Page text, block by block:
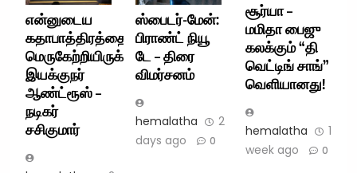
என்னுடைய
கதாபாத்திரத்தை
மெருகேற்றியிருக்கிறார்
இயக்குநர்
ஆண்ட்ரூஸ் –
நடிகர்
சசிகுமார்
ஸ்பைடர்-மேன்:
பிராண்ட் நியூ
டே – திரை
விமர்சனம்
hemalatha
2
days ago
0
சூர்யா –
மமிதா பைஜு
கலக்கும் “தி
வெட்டிங் சாங்”
வெளியானது!
hemalatha
1
week ago
0